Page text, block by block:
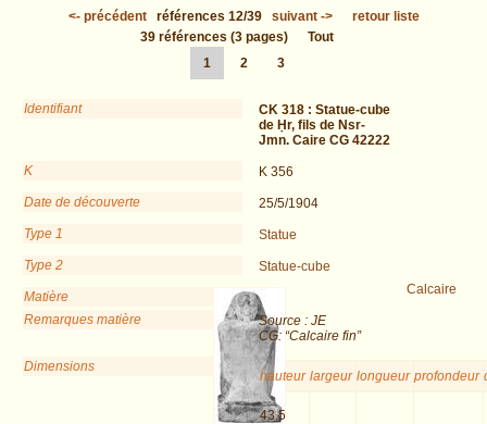
<- précédent références 12/39 suivant->
retour liste
39 références (3 pages)
Tout
1
2 3
Identifiant CK 318 : Statue-cube
de Ḥr, fils de Nsr-
Jmn. Caire CG 42222
K
K 356
Date de découverte
25/5/1904
Type 1
Statue
Type 2
Statue-cube
Matière
Calcaire
Remarques matière
Source : JE
CG: “Calcaire fin”
Dimensions
hauteur largeur longueur profondeur
43.5